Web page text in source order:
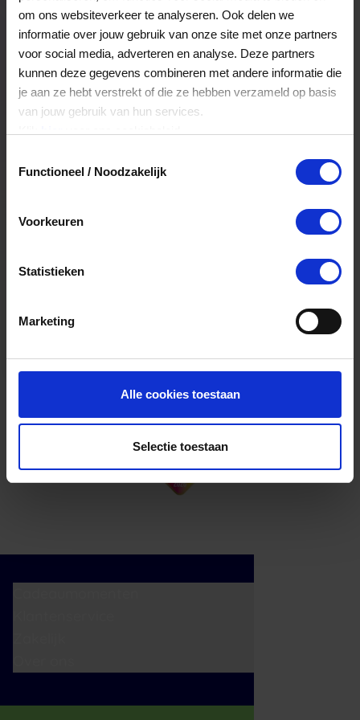
om ons websiteverkeer te analyseren. Ook delen we
informatie over jouw gebruik van onze site met onze partners
voor social media, adverteren en analyse. Deze partners
kunnen deze gegevens combineren met andere informatie die
je aan ze hebt verstrekt of die ze hebben verzameld op basis
van jouw gebruik van hun services.
Functioneel / Noodzakelijk
Voorkeuren
Statistieken
Marketing
Alle cookies toestaan
Selectie toestaan
Veelgestelde Vragen
Kan ik het saldo in delen besteden?
Ja, je mag het saldo van je VVV
cadeaukaart in delen uitgeven.
Hoelang blijft mijn saldo geldig?
Het volledige saldo op de VVV cadeaukaart
is minimaal drie jaar geldig.
Ja, je mag het saldo van je VVV
cadeaukaart in delen uitgeven.